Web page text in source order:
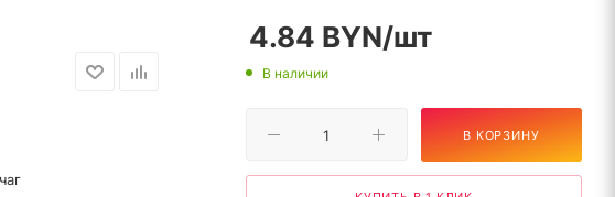
4.84 BYN/шт
В наличии
В КОРЗИНУ